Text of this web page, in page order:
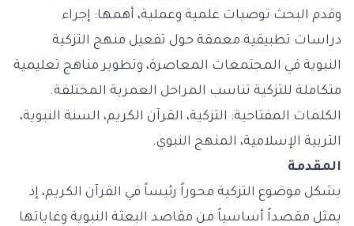
وقدم البحث توصيات علمية وعملية، أهمها: إجراء
دراسات تطبيقية معمقة حول تفعيل منهج التزكية
النبوية في المجتمعات المعاصرة، وتطوير مناهج تعليمية
متكاملة للتزكية تناسب المراحل العمرية المختلفة.
الكلمات المفتاحية: التزكية، القرآن الكريم، السنة النبوية،
التربية الإسلامية، المنهج النبوي.
المقدمة
يشكل موضوع التزكية محوراً رئيساً في القرآن الكريم، إذ
يمثل مقصداً أساسياً من مقاصد البعثة النبوية وغاياتها